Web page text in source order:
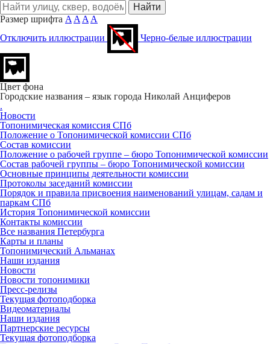
Размер шрифта A A A A
Отключить иллюстрации
Черно-белые иллюстрации
Цвет фона
Городские названия – язык города Николай Анциферов
.
Новости
Топонимическая комиссия СПб
Положение о Топонимической комиссии СПб
Состав комиссии
Положение о рабочей группе – бюро Топонимической комиссии
Состав рабочей группы – бюро Топонимической комиссии
Основные принципы деятельности комиссии
Протоколы заседаний комиссии
Порядок и правила присвоения наименований улицам, садам и
паркам СПб
История Топонимической комиссии
Контакты комиссии
Все названия Петербурга
Карты и планы
Топонимический Альманах
Наши издания
Новости
Новости топонимики
Пресс‑релизы
Текущая фотоподборка
Видеоматериалы
Наши издания
Партнерские ресурсы
Текущая фотоподборка